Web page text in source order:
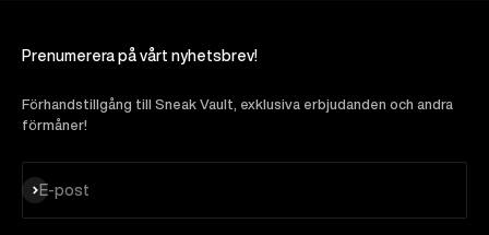
Prenumerera på vårt nyhetsbrev!
Förhandstillgång till Sneak Vault, exklusiva erbjudanden och andra
förmåner!
E-post
Prenumerera